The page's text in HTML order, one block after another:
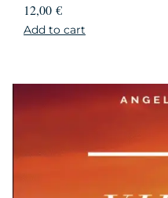
12,00 €
Add to cart